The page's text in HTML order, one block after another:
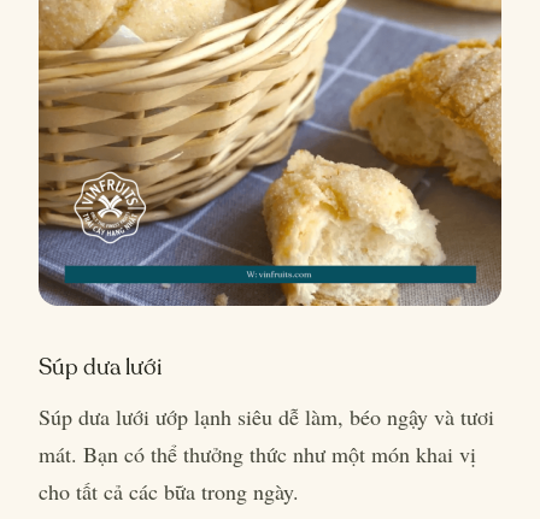
Súp dưa lưới
Súp dưa lưới ướp lạnh siêu dễ làm, béo ngậy và tươi
mát. Bạn có thể thưởng thức như một món khai vị
cho tất cả các bữa trong ngày.